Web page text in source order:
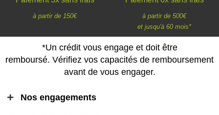
à partir de 150€
à partir de 500€
et jusqu'à 60 mois*
*Un crédit vous engage et doit être
remboursé. Vérifiez vos capacités de remboursement
avant de vous engager.
Nos engagements